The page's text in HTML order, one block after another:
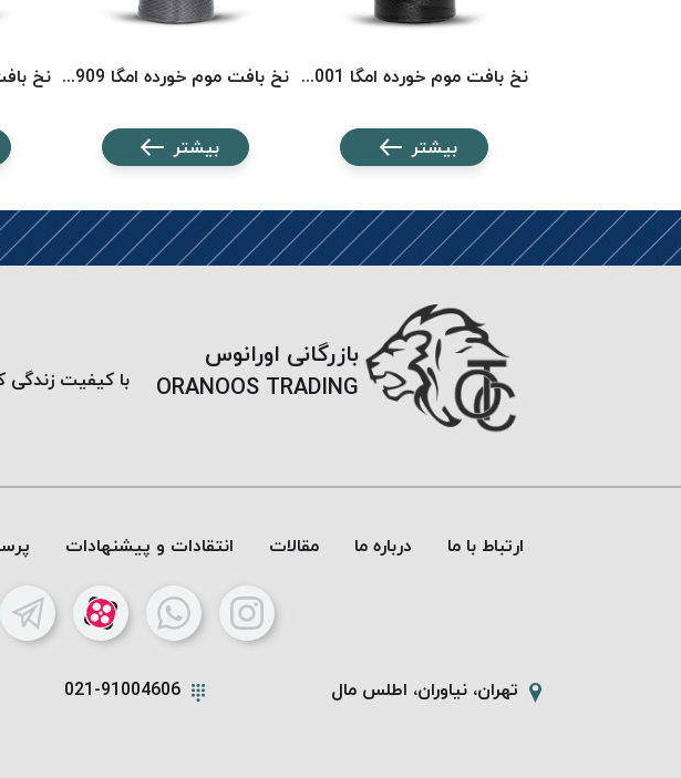
نخ بافت موم خورده امگا 6001 (500 متری) OMEGA
بیشتر
نخ بافت موم خورده امگا 2909 (500 متری) OMEGA
بیشتر
بازرگانی اورانوس
ORANOOS TRADING
با کیفیت زندگی
ارتباط با ما درباره ما مقالات انتقادات و پیشنهادات
تهران، نیاوران، اطلس مال 021-91004606